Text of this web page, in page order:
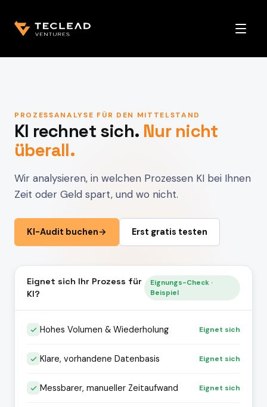
Open
PROZESSANALYSE FÜR DEN MITTELSTAND
KI rechnet sich. Nur nicht
überall.
Wir analysieren, in welchen Prozessen KI bei Ihnen
Zeit oder Geld spart, und wo nicht.
KI-Audit buchen→ Erst gratis testen
Eignet sich Ihr Prozess für
KI?
Eignungs-Check ·
Beispiel
Hohes Volumen & Wiederholung Eignet sich
Klare, vorhandene Datenbasis Eignet sich
Messbarer, manueller Zeitaufwand Eignet sich